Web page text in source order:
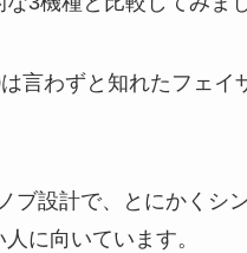
言わずと知れたフェイ
ブ設計で、とにかくシ
に向いています。